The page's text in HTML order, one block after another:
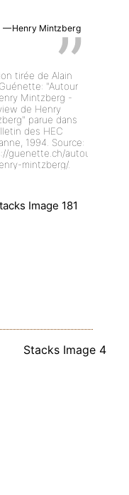
Henry Mintzberg
tirée de Alain
"Autour
Mintzberg -
de Henry
parue dans
des HEC
1994. Source:
guenette.ch/autour-
mintzberg/.